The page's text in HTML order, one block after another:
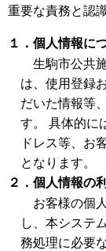
重要な責務と認
１．個人情報に
生駒市公共
は、使用登録
だいた情報等
す。 具体的に
ドレス等、お
となります。
２．個人情報の
お客様の個
し、本システ
務処理に必要